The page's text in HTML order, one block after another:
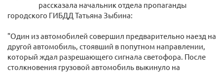
рассказала начальник отдела пропаганды
городского ГИБДД Татьяна Зыбина:
"Один из автомобилей совершил предварительно наезд на
другой автомобиль, стоявший в попутном направлении,
который ждал разрешающего сигнала светофора. После
столкновения грузовой автомобиль выкинуло на